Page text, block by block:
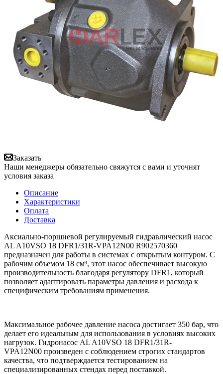
Заказать
Наши менеджеры обязательно свяжутся с вами и уточнят
условия заказа
Описание
Характеристики
Оплата
Доставка
Аксиально-поршневой регулируемый гидравлический насос
AL A10VSO 18 DFR1/31R-VPA12N00 R902570360
предназначен для работы в системах с открытым контуром. С
рабочим объемом 18 см³, этот насос обеспечивает высокую
производительность благодаря регулятору DFR1, который
позволяет адаптировать параметры давления и расхода к
специфическим требованиям применения.
Максимальное рабочее давление насоса достигает 350 бар, что
делает его идеальным для использования в условиях высоких
нагрузок. Гидронасос AL A10VSO 18 DFR1/31R-
VPA12N00 произведен с соблюдением строгих стандартов
качества, что подтверждается тестированием на
специализированных стендах перед поставкой.